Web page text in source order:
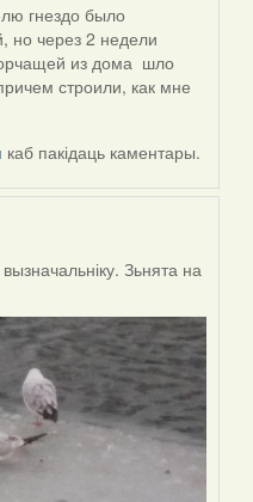
гнездо было
но через 2 недели
из дома шло
строили, как мне
каб пакідаць каментары.
Зьнята на